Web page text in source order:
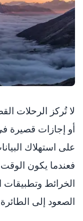
لا تُركز الرحلات
أو إجازات قصيرة
على استهلاك
فعندما يكون
الخرائط وتطبيقات
الصعود إلى